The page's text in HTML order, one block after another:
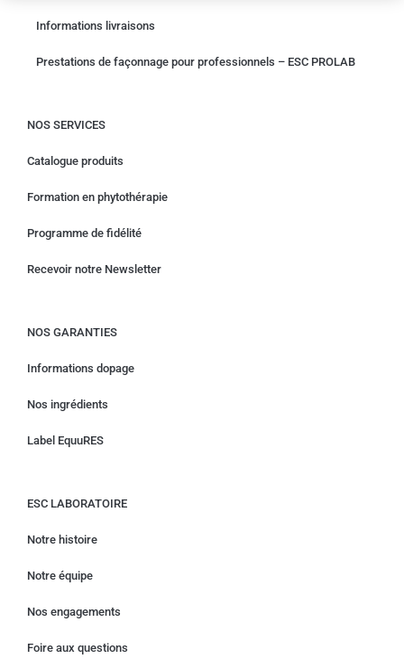
Informations livraisons
Prestations de façonnage pour professionnels – ESC PROLAB
NOS SERVICES
Catalogue produits
Formation en phytothérapie
Programme de fidélité
Recevoir notre Newsletter
NOS GARANTIES
Informations dopage
Nos ingrédients
Label EquuRES
ESC LABORATOIRE
Notre histoire
Notre équipe
Nos engagements
Foire aux questions